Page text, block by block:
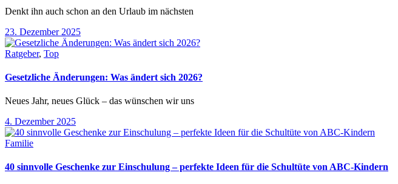
Denkt ihn auch schon an den Urlaub im nächsten
23. Dezember 2025
Ratgeber, Top
Gesetzliche Änderungen: Was ändert sich 2026?
Neues Jahr, neues Glück – das wünschen wir uns
4. Dezember 2025
Familie
40 sinnvolle Geschenke zur Einschulung – perfekte Ideen für die Schultüte von ABC-Kindern